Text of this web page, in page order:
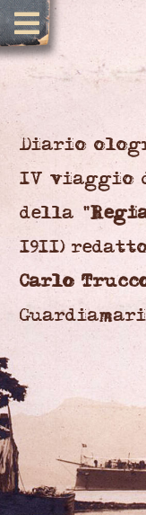
Diario
IV viaggio
della "
1911)
Carlo